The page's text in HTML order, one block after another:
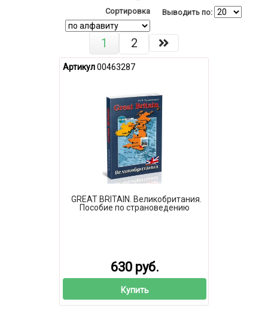
Акции и скидки
Сортировка Выводить по:
1 2
Артикул00463287
GREAT BRITAIN. Великобритания.
Пособие по страноведению
630 руб.
Купить